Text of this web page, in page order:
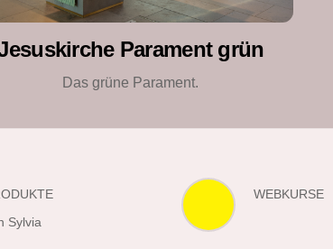
Parament grün
Das grüne Parament.
Sylvia
WEBKURSE